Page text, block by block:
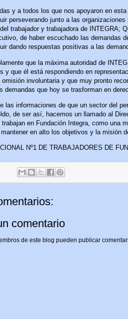
y a todos los que nos apoyaron en
perseverando junto a las
trabajador y trabajadora de INTEGRA;
de haber escuchado las demandas
dando respuestas positivas a las
que la máxima autoridad de
y que él está respondiendo en
involuntaria y que muy pronto
demandas que hoy se trasforman en
las informaciones de que un sector del
de ser así, hacemos un llamado al
en Fundación Integra, como una
en alto los objetivos y la misión
Nº1 DE TRABAJADORES DE
comentario
de este blog pueden publicar